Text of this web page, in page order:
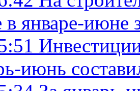
январе-июне
июнь